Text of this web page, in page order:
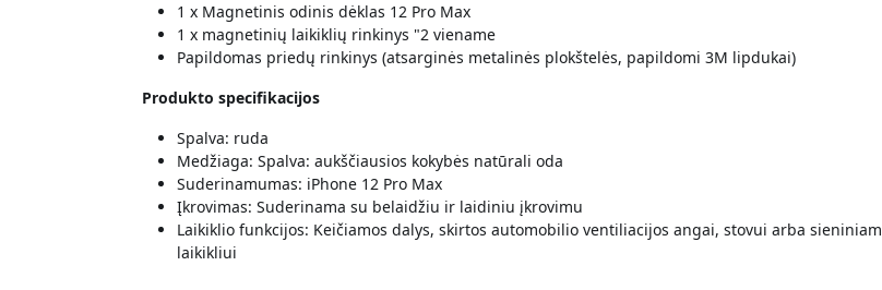
1 x Magnetinis odinis dėklas 12 Pro Max
1 x magnetinių laikiklių rinkinys "2 viename
Papildomas priedų rinkinys (atsarginės metalinės plokštelės, papildomi 3M lipdukai)
Produkto specifikacijos
Spalva: ruda
Medžiaga: Spalva: aukščiausios kokybės natūrali oda
Suderinamumas: iPhone 12 Pro Max
Įkrovimas: Suderinama su belaidžiu ir laidiniu įkrovimu
Laikiklio funkcijos: Keičiamos dalys, skirtos automobilio ventiliacijos angai, stovui arba sieniniam
laikikliui